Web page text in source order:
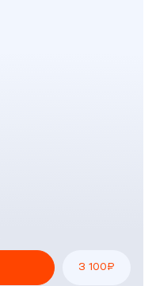
3 100₽